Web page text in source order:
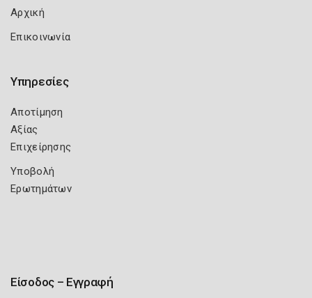
Αρχική
Επικοινωνία
Υπηρεσίες
Αποτίμηση
Αξίας
Επιχείρησης
Υποβολή
Ερωτημάτων
Είσοδος – Εγγραφή